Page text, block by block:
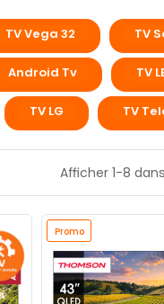
TV Vega 32 TV
Android Tv TV
TV LG TV
Afficher 1-8
Promo